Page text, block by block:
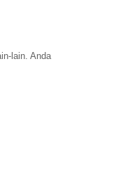
lain. Anda